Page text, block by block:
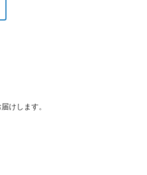
けします。